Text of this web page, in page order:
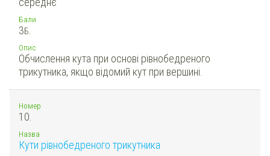
Бали
3Б.
Опис
Обчислення кута при основі рівнобедреного
трикутника, якщо відомий кут при вершині.
Номер
10.
Назва
Кути рівнобедреного трикутника